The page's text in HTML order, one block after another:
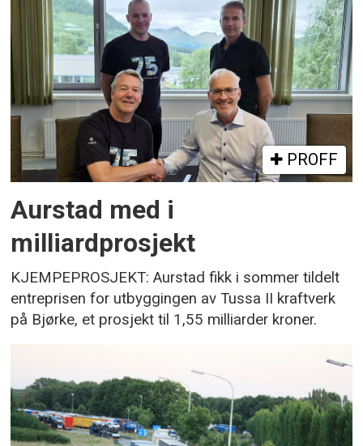
PROFF
Aurstad med i
milliardprosjekt
KJEMPEPROSJEKT: Aurstad fikk i sommer tildelt
entreprisen for utbyggingen av Tussa II kraftverk
på Bjørke, et prosjekt til 1,55 milliarder kroner.